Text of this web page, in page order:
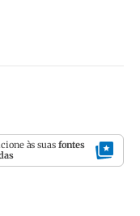
às suas fontes